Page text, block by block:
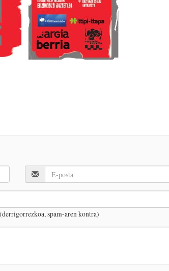
spam-aren kontra)